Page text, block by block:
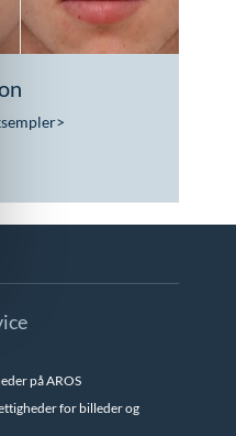
>
på AROS
for billeder og